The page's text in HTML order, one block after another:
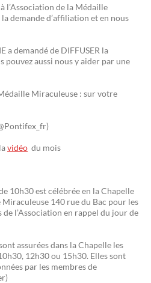
l’Association de la Médaille
demande d’affiliation et en nous
a demandé de DIFFUSER la
pouvez aussi nous y aider par une
Miraculeuse : sur votre
vidéo du mois
10h30 est célébrée en la Chapelle
140 rue du Bac pour les
l’Association en rappel du jour de
assurées dans la Chapelle les
12h30 ou 15h30. Elles sont
par les membres de